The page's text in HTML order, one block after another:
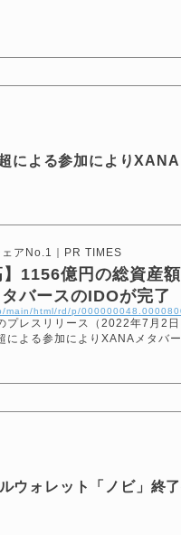
による参加により
ェアNo.1｜PR TIMES
】1156億円の総資産
バースのIDOが完了
main/html/rd/p/
プレスリリース（2022年7月2
による参加によりXANAメタバ
ウォレット「ノビ」終